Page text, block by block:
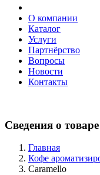
О компании
Каталог
Услуги
Партнёрство
Вопросы
Новости
Контакты
Сведения о товаре
Главная
Кофе
Caramello